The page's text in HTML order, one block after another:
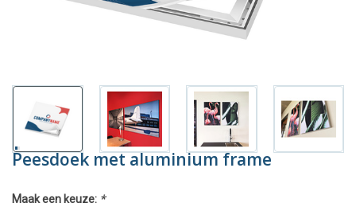
Peesdoek met aluminium frame
Maak een keuze: *